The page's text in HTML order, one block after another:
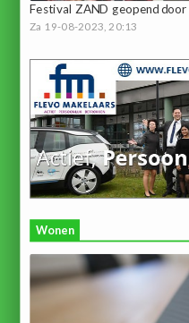
Festival ZAND geopend
Za 19-08-2023, 20:13
Wonen